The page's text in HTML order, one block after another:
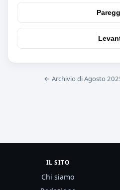
← Archivio di Agosto
IL SITO
Chi siamo